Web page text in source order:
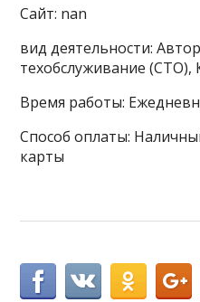
Сайт: nan
вид деятельности:
техобслуживание (СТО),
Время работы:
Способ оплаты:
карты